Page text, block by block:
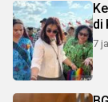
di
7